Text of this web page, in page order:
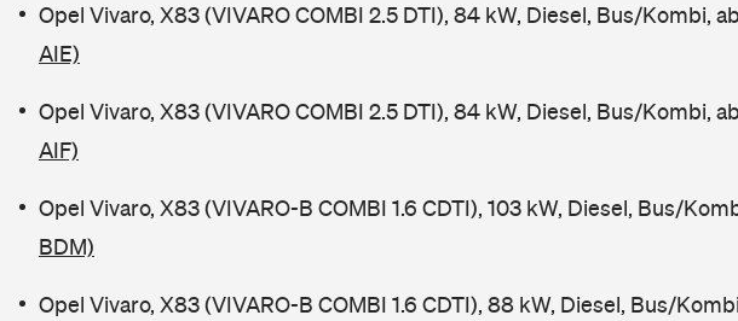
Opel Vivaro, X83 (VIVARO COMBI 2.5 DTI), 84 kW, Diesel, Bus/Kombi,
AIE)
Opel Vivaro, X83 (VIVARO COMBI 2.5 DTI), 84 kW, Diesel, Bus/Kombi,
AIF)
Opel Vivaro, X83 (VIVARO-B COMBI 1.6 CDTI), 103 kW, Diesel, Bus/
BDM)
Opel Vivaro, X83 (VIVARO-B COMBI 1.6 CDTI), 88 kW, Diesel, Bus/